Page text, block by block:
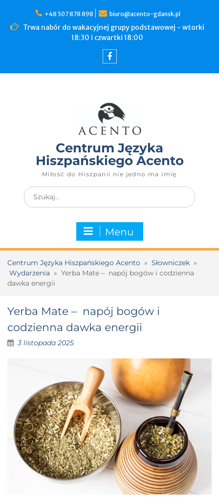
+48 507 878 898 biuro@acento-gdansk.pl
Trwa nabór do wakacyjnej grupy podstawowej - wtorki
18:30 i czwartki 18:00
Centrum Języka
Hiszpańskiego Acento
Miłość do Hiszpanii nie jedno ma imię
Menu
Centrum Języka Hiszpańskiego Acento » Słowniczek »
Wydarzenia » Yerba Mate – napój bogów i codzienna
dawka energii
Yerba Mate – napój bogów i
codzienna dawka energii
3 listopada 2025